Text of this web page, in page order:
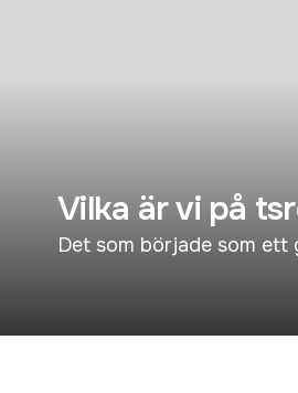
Vilka är vi på
Det som började som